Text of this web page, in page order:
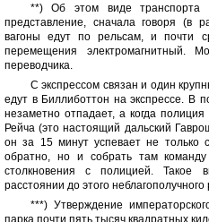
**) Об этом виде транспорта
представление, сначала говоря (в
вагоны едут по рельсам, и почти
перемещения электромагнитный.
переводчика.
С экспрессом связан и один
едут в Биллиботтон на экспрессе. В
незаметно отпадает, а когда
Рейча (это настоящий дальский
он за 15 минут успевает не только
обратно, но и собрать там
столкновения с полицией. Такое
расстоянии до этого
***) Утверждение
парка почти пять тысяч квадратных